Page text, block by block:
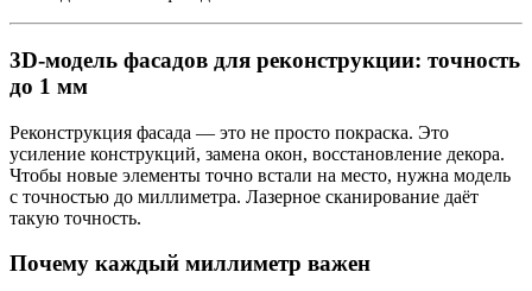
3D-модель фасадов для реконструкции: точность
до 1 мм
Реконструкция фасада — это не просто покраска. Это
усиление конструкций, замена окон, восстановление декора.
Чтобы новые элементы точно встали на место, нужна модель
с точностью до миллиметра. Лазерное сканирование даёт
такую точность.
Почему каждый миллиметр важен